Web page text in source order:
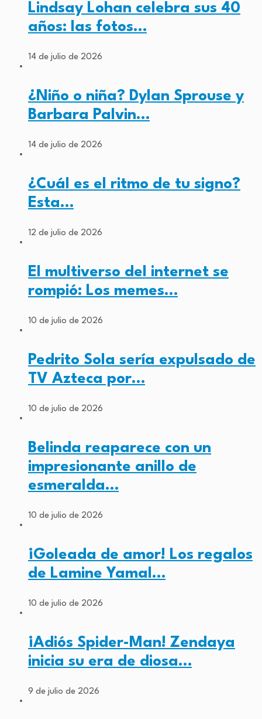
Lindsay Lohan celebra sus 40
años: las fotos…
14 de julio de 2026
¿Niño o niña? Dylan Sprouse y
Barbara Palvin…
14 de julio de 2026
¿Cuál es el ritmo de tu signo?
Esta…
12 de julio de 2026
El multiverso del internet se
rompió: Los memes…
10 de julio de 2026
Pedrito Sola sería expulsado de
TV Azteca por…
10 de julio de 2026
Belinda reaparece con un
impresionante anillo de
esmeralda…
10 de julio de 2026
¡Goleada de amor! Los regalos
de Lamine Yamal…
10 de julio de 2026
¡Adiós Spider-Man! Zendaya
inicia su era de diosa…
9 de julio de 2026